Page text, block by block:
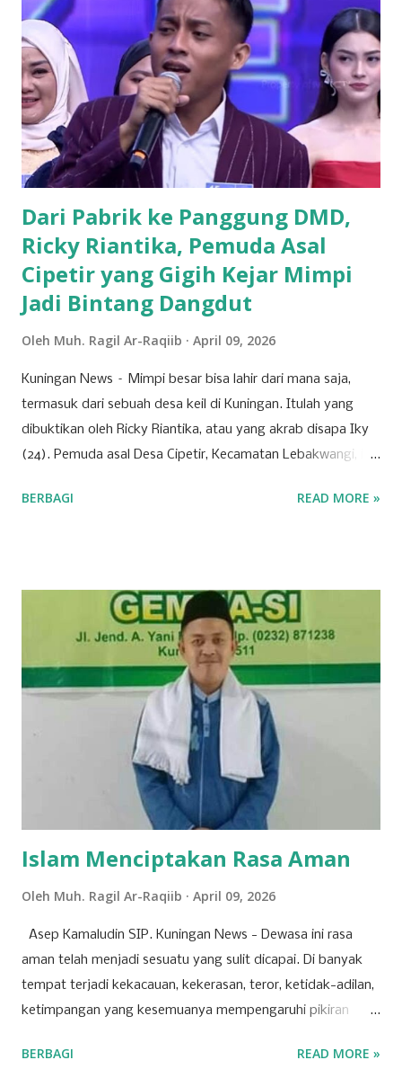
negara tanpa melihat latar belakang organisasi maupun
agama. Fenomena menarik perhatian adalah bergabungnya
sejumlah nama besar dari kalangan aktivis muda, seperti
Sadam Husain. Ada anak muda dari kalangan
Muhammadiyah, NU, hingga mantan aktivis dari organisasi
mahasiswa seperti, PMII dan GMNI yang ikut merapat.
“Alhamdulillah di Muscab kali ini dalam rangka menyusun
struktur DPC ke depan 202...
Dari Pabrik ke Panggung DMD,
Ricky Riantika, Pemuda Asal
Cipetir yang Gigih Kejar Mimpi
Jadi Bintang Dangdut
Oleh Muh. Ragil Ar-Raqiib April 09, 2026
Kuningan News – Mimpi besar bisa lahir dari mana saja,
termasuk dari sebuah desa keil di Kuningan. Itulah yang
dibuktikan oleh Ricky Riantika, atau yang akrab disapa Iky
(24). Pemuda asal Desa Cipetir, Kecamatan Lebakwangi, ini
ketatnya persaingan di dunia hiburan nasional. Nama Iky
28 Maret 2026 lalu, Ikyy memberanikan diri untuk tampil
dalam ajang pencarian bakat bergengsi, DMD (Dangdut
Mania Dadakan). Meski belum berhasil keluar sebagai juara,
pengalaman tersebut menjadi tonggak sejarah penting
dalam karier bermusiknya. “Iya alhamdulillah aktu tannggal
28 maret kemarin, ikut dmd ya walaupun tidak sampai jadi
juara cuman aku ingin terus mendalami dan berkiprah lewat
karya Aku di dunia seni musik ini,” tuturnya kala
diwawancara Kamis (9/4/2026). Baginya, kegagalan...
BERBAGI READ MORE »
Islam Menciptakan Rasa Aman
Oleh Muh. Ragil Ar-Raqiib April 09, 2026
Asep Kamaludin SIP. Kuningan News - Dewasa ini rasa
aman telah menjadi sesuatu yang sulit dicapai. Di banyak
tempat terjadi kekacauan, kekerasan, teror, ketidak-adilan,
ketimpangan yang kesemuanya mempengaruhi pikiran
ketidak-amanan. Padahal, setiap orang mendambakan
BERBAGI READ MORE »